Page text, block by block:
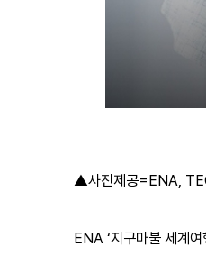
▲사진제공=ENA,
ENA ‘지구마불 세계